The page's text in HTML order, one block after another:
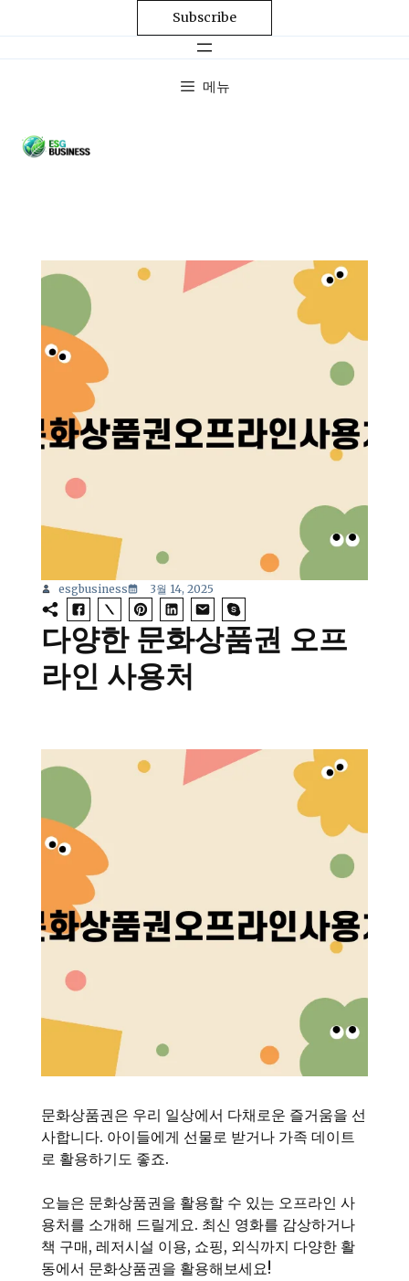
Subscribe
메뉴
esgbusiness 3월 14, 2025
다양한 문화상품권 오프
라인 사용처
문화상품권은 우리 일상에서 다채로운 즐거움을 선
사합니다. 아이들에게 선물로 받거나 가족 데이트
로 활용하기도 좋죠.
오늘은 문화상품권을 활용할 수 있는 오프라인 사
용처를 소개해 드릴게요. 최신 영화를 감상하거나
책 구매, 레저시설 이용, 쇼핑, 외식까지 다양한 활
동에서 문화상품권을 활용해보세요!